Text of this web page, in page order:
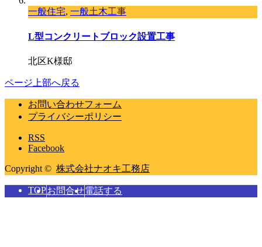
一般住宅, 一般土木工事
L型コンクリートブロック設置工事
北区K様邸
ページ上部へ戻る
お問い合わせフォーム
プライバシーポリシー
RSS
Facebook
Copyright © 株式会社ナオキ工務店
TOPお問合せ電話する